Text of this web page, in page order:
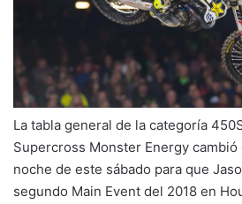
La tabla general de la categoría
Supercross Monster Energy
noche de este sábado para que
segundo Main Event del 2018 en